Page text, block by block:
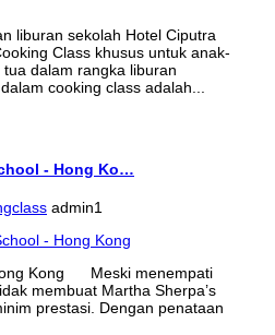
liburan sekolah Hotel Ciputra
Class khusus untuk anak-
dalam rangka liburan
cooking class adalah...
- Hong Ko…
admin1
Kong Meski menempati
membuat Martha Sherpa’s
prestasi. Dengan penataan